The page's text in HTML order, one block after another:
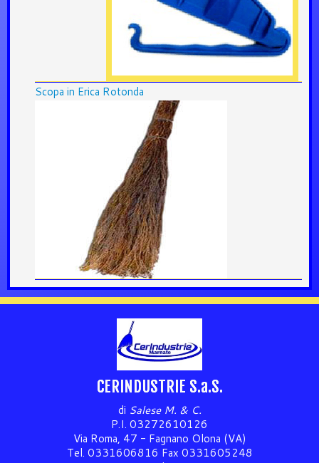
Scopa in Erica Rotonda
CERINDUSTRIE S.a.S.
di Salese M. & C.
P.I. 03272610126
Via Roma, 47 - Fagnano Olona (VA)
Tel. 0331606816 Fax 0331605248